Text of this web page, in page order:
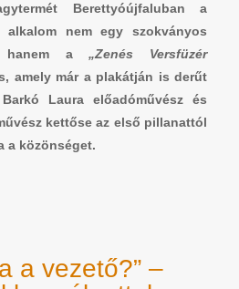
Berettyóújfaluban a
alkalom nem egy szokványos
hanem a„Zenés Versfüzér
amely már a plakátján is derűt
Laura előadóművész és
kettőse az első pillanattól
a közönséget.
a vezető?” –